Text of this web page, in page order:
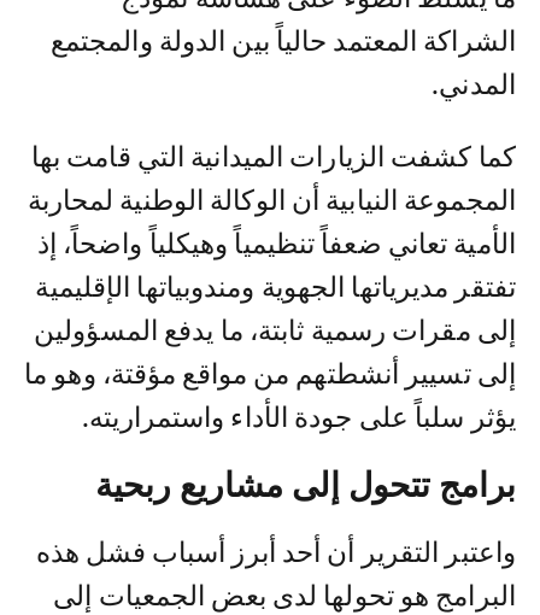
الشراكة المعتمد حالياً بين الدولة والمجتمع
المدني.
كما كشفت الزيارات الميدانية التي قامت بها
المجموعة النيابية أن الوكالة الوطنية لمحاربة
الأمية تعاني ضعفاً تنظيمياً وهيكلياً واضحاً، إذ
تفتقر مديرياتها الجهوية ومندوبياتها الإقليمية
إلى مقرات رسمية ثابتة، ما يدفع المسؤولين
إلى تسيير أنشطتهم من مواقع مؤقتة، وهو ما
يؤثر سلباً على جودة الأداء واستمراريته.
برامج تتحول إلى مشاريع ربحية
واعتبر التقرير أن أحد أبرز أسباب فشل هذه
البرامج هو تحولها لدى بعض الجمعيات إلى